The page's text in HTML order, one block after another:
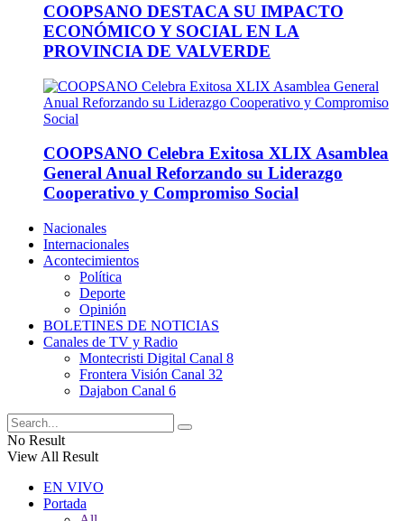
COOPSANO DESTACA SU IMPACTO
ECONÓMICO Y SOCIAL EN LA
PROVINCIA DE VALVERDE
COOPSANO Celebra Exitosa XLIX Asamblea
General Anual Reforzando su Liderazgo
Cooperativo y Compromiso Social
Nacionales
Internacionales
Acontecimientos
Política
Deporte
Opinión
BOLETINES DE NOTICIAS
Canales de TV y Radio
Montecristi Digital Canal 8
Frontera Visión Canal 32
Dajabon Canal 6
No Result
View All Result
EN VIVO
Portada